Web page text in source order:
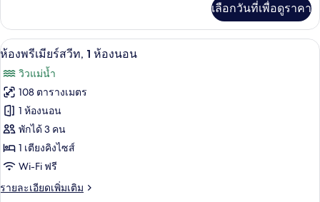
ไซส์
เตียง
เกี่ยว
กับ
Mandarin,
พัก,
เตียง
คิง
ไซส์
เตียง
เลือกวันที่เพื่อดูราคา
เปิด
ภาพถ่าย
ทั้งหมด
ของ
ห้อง
พรีเมียร์
สวีท,
1
เครื่องนอนระดับพรีเมียม, ผ้านวมขนเ
7
ห้องพรีเมียร์สวีท, 1 ห้องนอน
วิวแม่น้ำ
108 ตารางเมตร
1 ห้องนอน
พักได้ 3 คน
1 เตียงคิงไซส์
Wi-Fi ฟรี
รายละเอียดเพิ่มเติม
ราย